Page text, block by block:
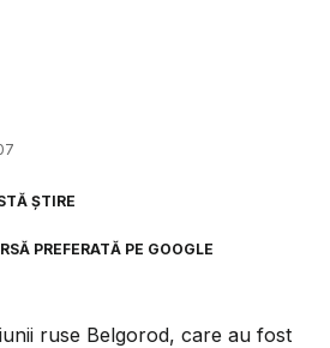
ȘTIRE
PREFERATĂ PE GOOGLE
ruse Belgorod, care au fost